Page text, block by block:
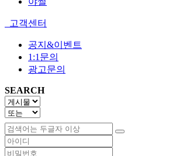
고객센터
공지&이벤트
1:1문의
광고문의
SEARCH